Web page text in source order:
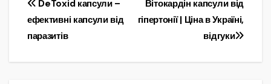
Навігація
записів
Вітокардін капсули від
гіпертонії | Ціна в Україні,
відгуки
DeToxid капсули –
ефективні капсули від
паразитів